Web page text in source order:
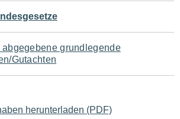
grundlegende
Gutachten
herunterladen (PDF)